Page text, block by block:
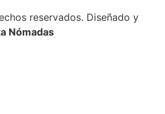
reservados. Diseñado y
Nómadas